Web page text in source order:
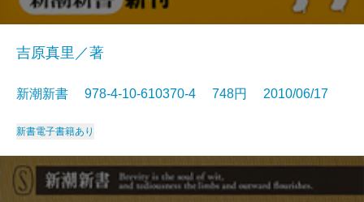
吉原真里／著
新潮新書 978-4-10-610370-4 748円 2010/06/17
新書電子書籍あり